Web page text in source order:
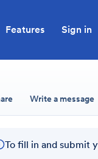
Features Sign in
Write a message
To fill in and submit